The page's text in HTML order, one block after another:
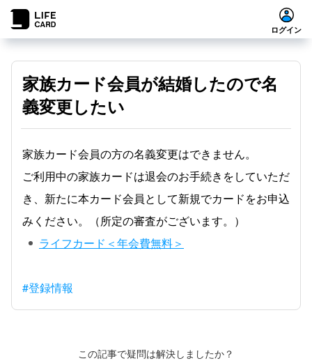
ログイン
家族カード会員が結婚したので名
義変更したい
家族カード会員の方の名義変更はできません。
ご利用中の家族カードは退会のお手続きをしていただ
き、新たに本カード会員として新規でカードをお申込
みください。（所定の審査がございます。）
ライフカード＜年会費無料＞
#登録情報
この記事で疑問は解決しましたか？